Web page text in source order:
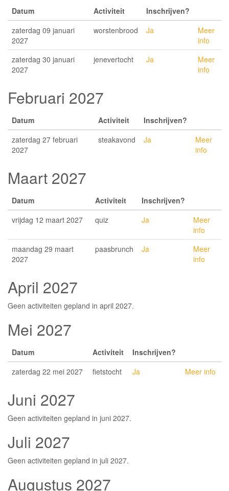
Datum Activiteit
Inschrijven?
zaterdag 09 januari
2027
worstenbrood Ja
Meer
info
zaterdag 30 januari
2027
jenevertocht Ja
Meer
info
Februari 2027
Datum Activiteit
Inschrijven?
zaterdag 27 februari
2027
steakavond Ja
Meer
info
Maart 2027
Datum Activiteit
Inschrijven?
vrijdag 12 maart 2027
quiz Ja
Meer
info
maandag 29 maart
2027
paasbrunch Ja
Meer
info
April 2027
Geen activiteiten gepland in april 2027.
Mei 2027
Datum Activiteit
Inschrijven?
zaterdag 22 mei 2027
fietstocht Ja Meer info
Juni 2027
Geen activiteiten gepland in juni 2027.
Juli 2027
Geen activiteiten gepland in juli 2027.
Augustus 2027